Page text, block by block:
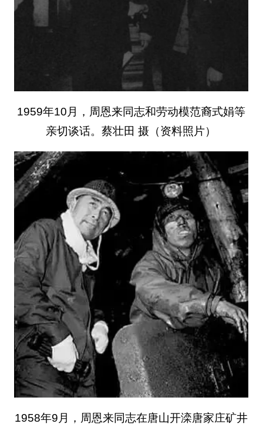
1959年10月，周恩来同志和劳动模范裔式娟等
亲切谈话。蔡壮田 摄（资料照片）
1958年9月，周恩来同志在唐山开滦唐家庄矿井